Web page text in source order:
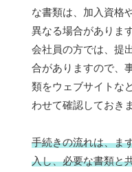
な書類は、加入資格
異なる場合がありま
会社員の方では、提
合がありますので、
類をウェブサイトな
わせて確認しておき
手続きの流れは、ま
入し、必要な書類と